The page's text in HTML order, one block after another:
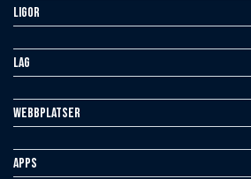
Ligor
Lag
Webbplatser
Apps